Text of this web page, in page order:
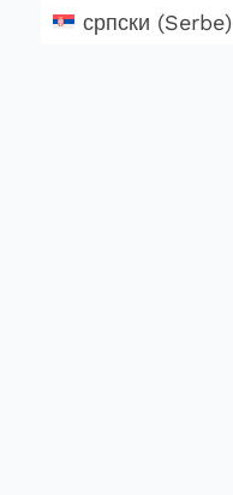
српски (Serbe)